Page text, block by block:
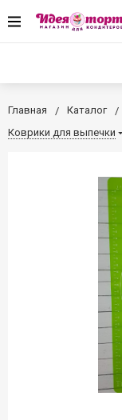
Главная Каталог
Коврики для выпечки